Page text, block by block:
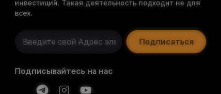
инвестиций. Такая деятельность подходит не для
всех.
Подписаться
Подписывайтесь на нас